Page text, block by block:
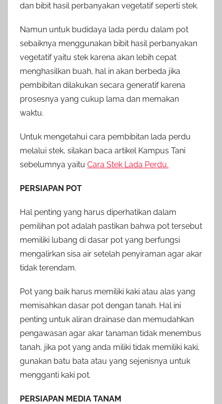
dan bibit hasil perbanyakan vegetatif seperti stek.
Namun untuk budidaya lada perdu dalam pot
sebaiknya menggunakan bibit hasil perbanyakan
vegetatif yaitu stek karena akan lebih cepat
menghasilkan buah, hal in akan berbeda jika
pembibitan dilakukan secara generatif karena
prosesnya yang cukup lama dan memakan
waktu.
Untuk mengetahui cara pembibitan lada perdu
melalui stek, silakan baca artikel Kampus Tani
sebelumnya yaitu Cara Stek Lada Perdu.
PERSIAPAN POT
Hal penting yang harus diperhatikan dalam
pemilihan pot adalah pastikan bahwa pot tersebut
memiliki lubang di dasar pot yang berfungsi
mengalirkan sisa air setelah penyiraman agar akar
tidak terendam.
Pot yang baik harus memiliki kaki atau alas yang
memisahkan dasar pot dengan tanah. Hal ini
penting untuk aliran drainase dan memudahkan
pengawasan agar akar tanaman tidak menembus
tanah, jika pot yang anda miliki tidak memiliki kaki,
gunakan batu bata atau yang sejenisnya untuk
mengganti kaki pot.
PERSIAPAN MEDIA TANAM